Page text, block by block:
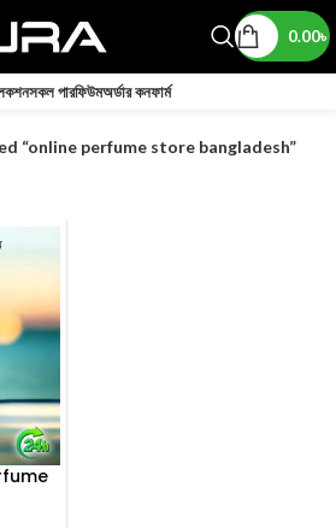
0.00৳
সকল পারফিউমঅর্ডার কনফার্ম
“online perfume store bangladesh”